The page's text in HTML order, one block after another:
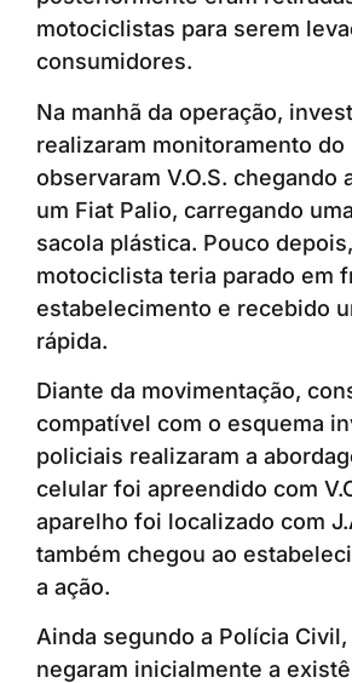
motociclistas para serem
consumidores.
Na manhã da operação,
realizaram monitoramento do
observaram V.O.S. chegando
um Fiat Palio, carregando
sacola plástica. Pouco
motociclista teria parado em
estabelecimento e recebido
rápida.
Diante da movimentação,
compatível com o esquema
policiais realizaram a
celular foi apreendido com
aparelho foi localizado com
também chegou ao
a ação.
Ainda segundo a Polícia
negaram inicialmente a